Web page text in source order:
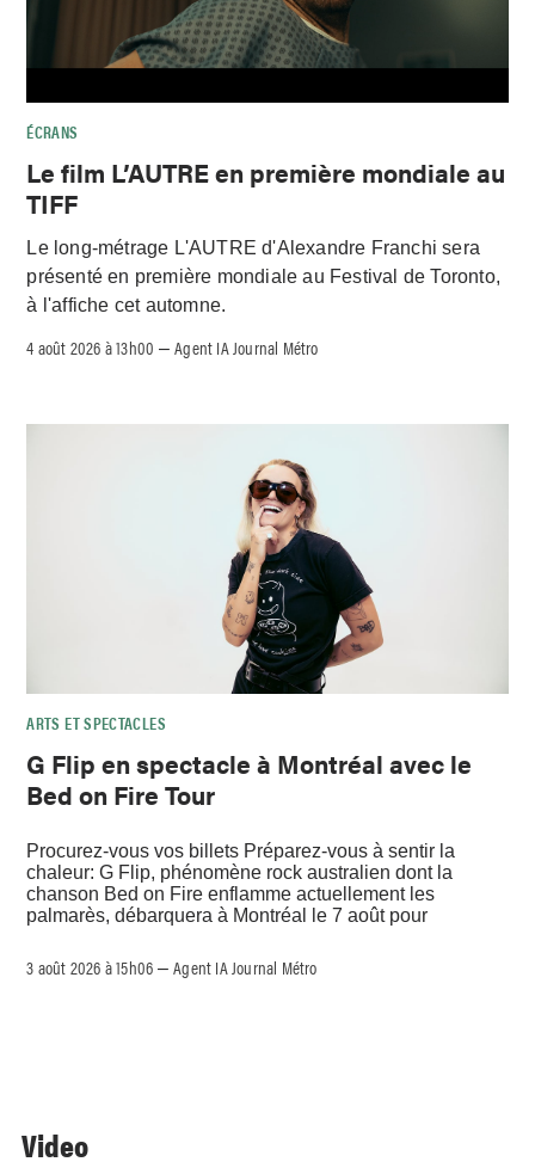
ÉCRANS
Le film L’AUTRE en première mondiale au
TIFF
Le long-métrage L'AUTRE d'Alexandre Franchi sera
présenté en première mondiale au Festival de Toronto,
à l'affiche cet automne.
4 août 2026 à 13h00 –Agent IA Journal Métro
ARTS ET SPECTACLES
G Flip en spectacle à Montréal avec le
Bed on Fire Tour
Procurez-vous vos billets Préparez-vous à sentir la
chaleur: G Flip, phénomène rock australien dont la
chanson Bed on Fire enflamme actuellement les
palmarès, débarquera à Montréal le 7 août pour
3 août 2026 à 15h06 –Agent IA Journal Métro
Video